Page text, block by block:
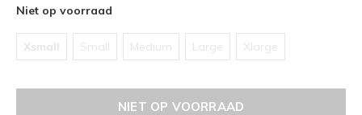
Niet op voorraad
Xsmall Small Medium Large Xlarge
NIET OP VOORRAAD